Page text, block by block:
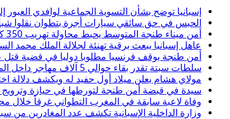
إسبانيا توضح بشأن التسوية الجماعية لوافدي العبور
الحبس في حق سائقي سيارات أجرة بتطوان نقلوا
أمن ميناء طنجة المتوسط يحبط محاولة تهريب 350 كلغ من الشيرا
عاهل إسبانيا يبعث برقية تهنئة لجلالة الملك محمد
أمن طنجة يوقف فرنسيا مطلوبا دوليا في قضية قتل
سلطات سبتة تقدر بقاء حوالي 5 آلاف مهاجر داخل المدينة
مولاي هشام يعلن ميلاد أول حفيد له ويكشف دلالة
سيدة في قبضة أمن طنجة لتورطها في حيازة وترويج
وفاة لاعبة سابقة في المغرب التطواني غرقاً خلال
وزارة الداخلية الإسبانية تكشف عدد المغادرين من